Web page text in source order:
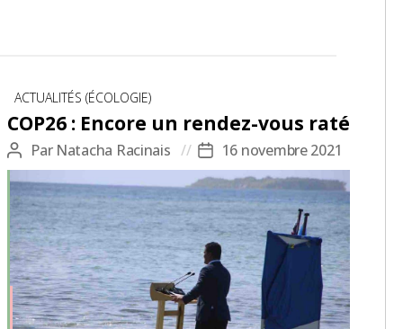
Catégories
ACTUALITÉS (ÉCOLOGIE)
COP26 : Encore un rendez-vous raté
Auteur
de
l’article
Par Natacha Racinais
Date
de
l’article
16 novembre 2021